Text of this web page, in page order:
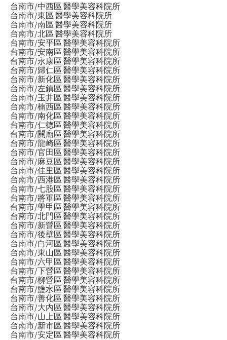
台南市/中西區 醫學美容科院所
台南市/東區 醫學美容科院所
台南市/南區 醫學美容科院所
台南市/北區 醫學美容科院所
台南市/安平區 醫學美容科院所
台南市/安南區 醫學美容科院所
台南市/永康區 醫學美容科院所
台南市/歸仁區 醫學美容科院所
台南市/新化區 醫學美容科院所
台南市/左鎮區 醫學美容科院所
台南市/玉井區 醫學美容科院所
台南市/楠西區 醫學美容科院所
台南市/南化區 醫學美容科院所
台南市/仁德區 醫學美容科院所
台南市/關廟區 醫學美容科院所
台南市/龍崎區 醫學美容科院所
台南市/官田區 醫學美容科院所
台南市/麻豆區 醫學美容科院所
台南市/佳里區 醫學美容科院所
台南市/西港區 醫學美容科院所
台南市/七股區 醫學美容科院所
台南市/將軍區 醫學美容科院所
台南市/學甲區 醫學美容科院所
台南市/北門區 醫學美容科院所
台南市/新營區 醫學美容科院所
台南市/後壁區 醫學美容科院所
台南市/白河區 醫學美容科院所
台南市/東山區 醫學美容科院所
台南市/六甲區 醫學美容科院所
台南市/下營區 醫學美容科院所
台南市/柳營區 醫學美容科院所
台南市/鹽水區 醫學美容科院所
台南市/善化區 醫學美容科院所
台南市/大內區 醫學美容科院所
台南市/山上區 醫學美容科院所
台南市/新市區 醫學美容科院所
台南市/安定區 醫學美容科院所